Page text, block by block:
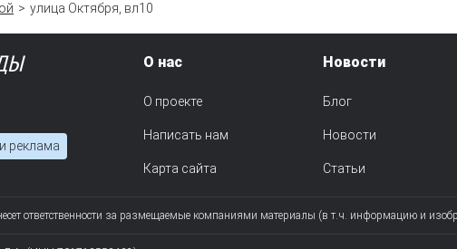
улица Октября, вл10
О нас
О проекте
Написать нам
Карта сайта
Новости
Блог
Новости
Статьи
реклама
ответственности за размещаемые компаниями материалы (в т.ч. информацию и